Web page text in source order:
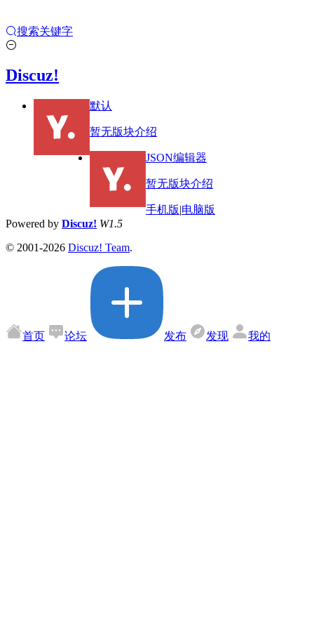
搜索关键字
Discuz!
默认
暂无版块介绍
JSON编辑器
暂无版块介绍
手机版|电脑版
Powered by Discuz! W1.5
© 2001-2026 Discuz! Team.
首页 论坛 发布 发现 我的